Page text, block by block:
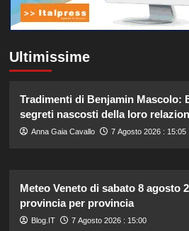
Ultimissime
Tradimenti di Benjamin Mascolo:
segreti nascosti della loro
Anna Gaia Cavallo 7 Agosto 2026 : 15:05
Meteo Veneto di sabato 8 agosto
provincia per provincia
Blog.IT 7 Agosto 2026 : 15:00